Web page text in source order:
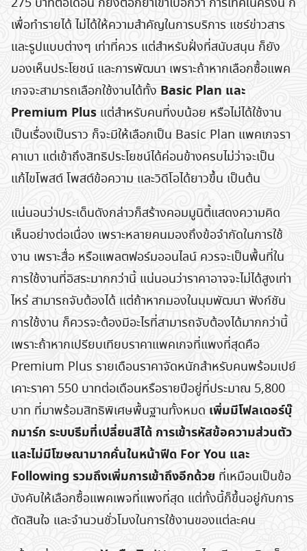
Search
for:
เพื่อทำรายได้ ไม่ได้ให้ความสำคัญในการบริการ แชร์ข่าวสาร
และรูปแบบต่างๆ เท่าที่ควร แต่สำหรับฝั่งที่สนับสนุน ก็ยัง
มองเห็นประโยชน์ และการพัฒนา เพราะถ้าหากเลือกซื้อแพค
เกจจะสามารถเลือกใช้งานได้ทั้ง Basic Plan และ
Premium Plus แต่สำหรับคนที่งบน้อย หรือไม่ได้ใช้งาน
เป็นเรื่องเป็นราว ก็จะมีให้เลือกเป็น Basic Plan แพคเกจรา
คาเบา แต่เข้าถึงสิทธิประโยชน์ได้ค่อนข้างครบไม่ว่าจะเป็น
แก้ไขโพสต์ โพสต์ข้อความ และวิดีโอได้ยาวขึ้น เป็นต้น
แน่นอนว่าประเด็นดังกล่าวก็สร้างคอมมูนิตี้แสดงความคิด
เห็นอย่างต่อเนื่อง เพราะหลายคนมองถึงข้อจำกัดในการใช้
งาน เพราะสื่อ หรือแพลตฟอร์มออนไลน์ ควรจะเป็นพื้นที่ใน
การใช้งานที่อิสระมากกว่านี้ แน่นอนว่าราคาอาจจะไม่ได้สูงเท่า
ไหร่ สามารถจับต้องได้ แต่ถ้าหากมองในมุมพัฒนา ฟังก์ชัน
การใช้งาน ก็ควรจะต้องมีอะไรที่สามารถจับต้องได้มากกว่านี้
เพราะถ้าหากเปรียบเทียบราคาแพคเกจที่แพงที่สุดคือ
Premium Plus รายเดือนราคาจัดหนักสำหรับคนพร้อมเปย์
เคาะราคา 550 บาทต่อเดือนหรือรายปีอยู่ที่ประมาณ 5,800
บาท ที่มาพร้อมสิทธิพิเศษพื้นฐานทั้งหมด เพิ่มมีโฟลเดอร์บุ๊
กมาร์ก ระบบธีมที่เปลี่ยนสีได้ การเข้ารหัสข้อความส่วนตัว
และไม่มีโฆษณามากคั่นในหน้าฟีด For You และ
Following รวมถึงเพิ่มการเข้าถึงอีกด้วย ที่เหมือนเป็นข้อ
บังคับให้เลือกซื้อแพคเพจที่แพงที่สุด แต่ทั้งนี้ก็ขึ้นอยู่กับการ
ตัดสินใจ และจำนวนชั่วโมงในการใช้งานของแต่ละคน